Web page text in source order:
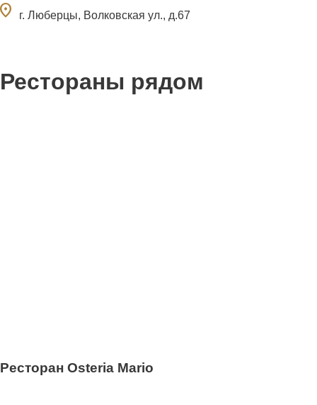
г. Люберцы, Волковская ул., д.67
Рестораны рядом
Ресторан Osteria Mario